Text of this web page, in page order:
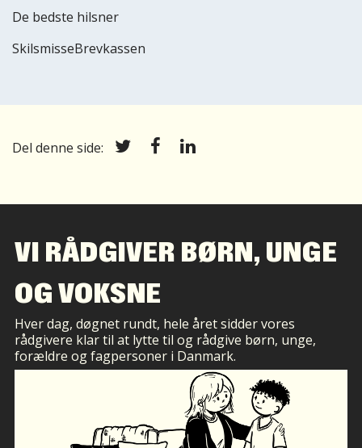
De bedste hilsner
SkilsmisseBrevkassen
Del denne side:
VI RÅDGIVER BØRN, UNGE
OG VOKSNE
Hver dag, døgnet rundt, hele året sidder vores
rådgivere klar til at lytte til og rådgive børn, unge,
forældre og fagpersoner i Danmark.